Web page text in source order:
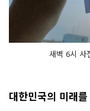
새벽 6시 사
대한민국의 미래